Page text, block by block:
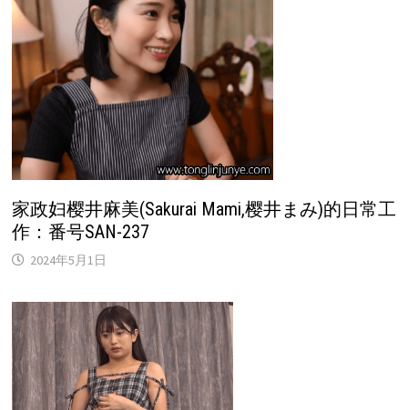
家政妇樱井麻美(Sakurai Mami,樱井まみ)的日常工
作：番号SAN-237
2024年5月1日